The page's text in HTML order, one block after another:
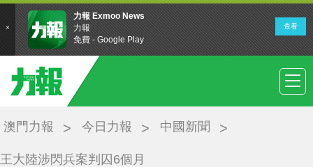
澳門力報 今日力報 中國新聞
王大陸涉閃兵案判囚6個月